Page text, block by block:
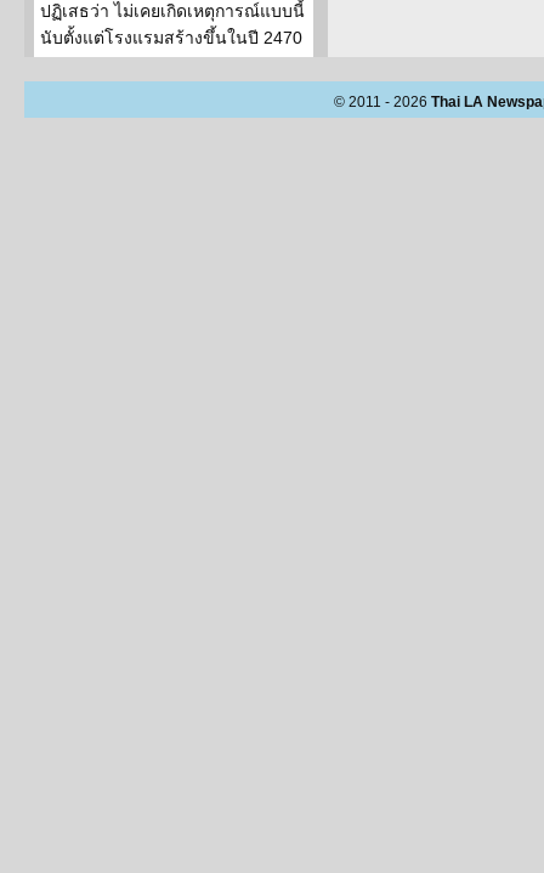
ปฏิเสธว่า ไม่เคยเกิดเหตุการณ์แบบนี้
นับตั้งแต่โรงแรมสร้างขึ้นในปี 2470
© 2011 - 2026 Thai LA